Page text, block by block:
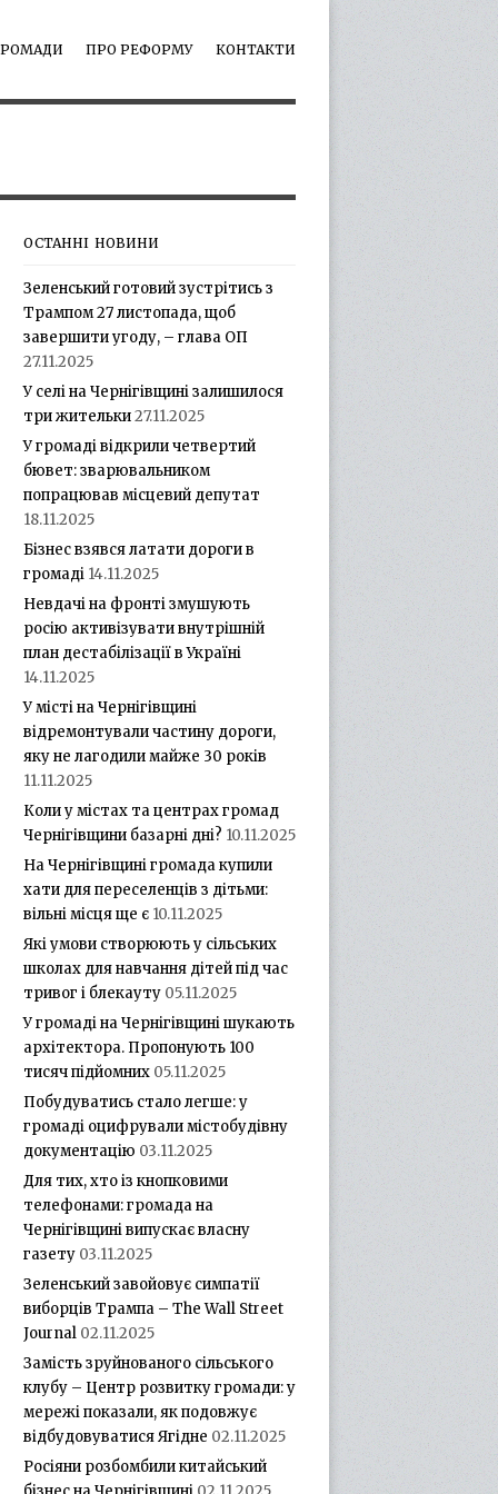
ПРО РЕФОРМУ КОНТАКТИ
ОСТАННІ НОВИНИ
Зеленський готовий зустрітись з
Трампом 27 листопада, щоб
завершити угоду, – глава ОП
27.11.2025
У селі на Чернігівщині залишилося
три жительки27.11.2025
У громаді відкрили четвертий
бювет: зварювальником
попрацював місцевий депутат
18.11.2025
Бізнес взявся латати дороги в
громаді 14.11.2025
Невдачі на фронті змушують
росію активізувати внутрішній
план дестабілізації в Україні
14.11.2025
У місті на Чернігівщині
відремонтували частину дороги,
яку не лагодили майже 30 років
11.11.2025
Коли у містах та центрах громад
Чернігівщини базарні дні? 10.11.2025
На Чернігівщині громада купили
хати для переселенців з дітьми:
вільні місця ще є 10.11.2025
Які умови створюють у сільських
школах для навчання дітей під час
тривог і блекауту 05.11.2025
У громаді на Чернігівщині шукають
архітектора. Пропонують 100
тисяч підйомних 05.11.2025
Побудуватись стало легше: у
громаді оцифрували містобудівну
документацію 03.11.2025
Для тих, хто із кнопковими
телефонами: громада на
Чернігівщині випускає власну
газету 03.11.2025
Зеленський завойовує симпатії
виборців Трампа – The Wall Street
Journal 02.11.2025
Замість зруйнованого сільського
клубу – Центр розвитку громади: у
мережі показали, як подовжує
відбудовуватися Ягідне 02.11.2025
Росіяни розбомбили китайський